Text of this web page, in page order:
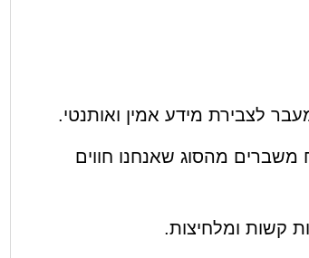
לצבירת מידע אמין ואותנטי.
מהסוג שאנחנו חווים
קשות ומלחיצות.